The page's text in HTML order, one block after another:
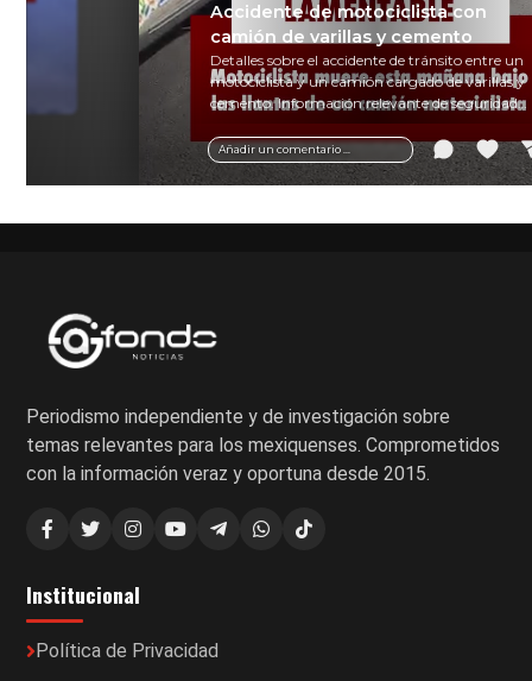
Añadir un comentario ...
Accidente de motociclista con
camión de varillas y cemento
Detalles sobre el accidente de tránsito entre un
motociclista y un camión cargado de varillas y
cemento. Información relevante de seguridad
vial y recomendaciones para motociclistas.
Periodismo independiente y de investigación sobre
temas relevantes para los mexiquenses. Comprometidos
con la información veraz y oportuna desde 2015.
Institucional
Política de Privacidad